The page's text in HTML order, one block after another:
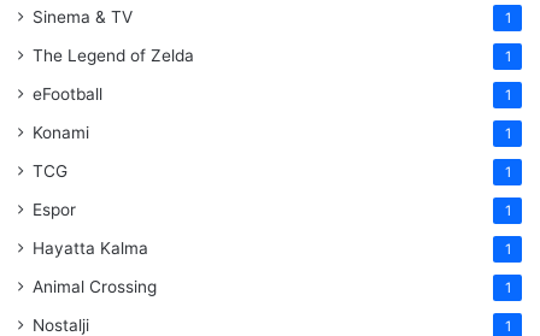
Sinema & TV 1
The Legend of Zelda 1
eFootball 1
Konami 1
TCG 1
Espor 1
Hayatta Kalma 1
Animal Crossing 1
Nostalji 1